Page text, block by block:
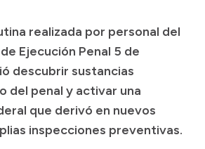
a proveedores
realizada por personal del
Ejecución Penal 5 de
descubrir sustancias
del penal y activar una
que derivó en nuevos
inspecciones preventivas.